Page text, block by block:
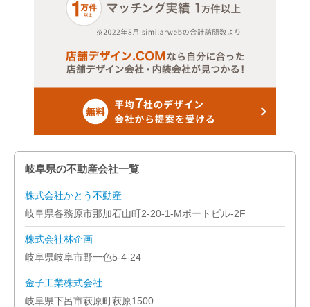
岐阜県の不動産会社一覧
株式会社かとう不動産
岐阜県各務原市那加石山町2-20-1-Mポートビル-2F
株式会社林企画
岐阜県岐阜市野一色5-4-24
金子工業株式会社
岐阜県下呂市萩原町萩原1500